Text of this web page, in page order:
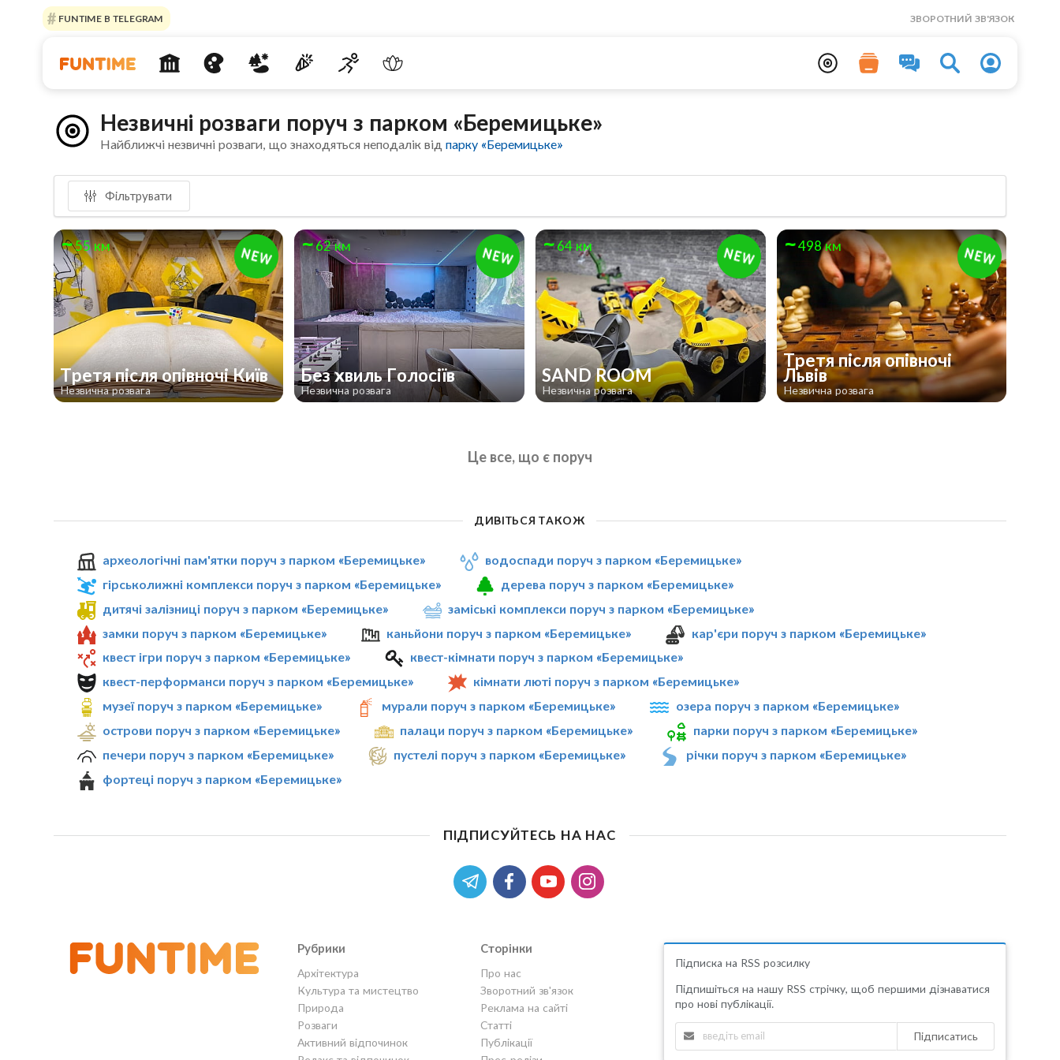
FUNTIME В TELEGRAM ЗВОРОТНИЙ ЗВ'ЯЗОК
Незвичні розваги поруч з парком «Беремицьке»
Найближчі незвичні розваги, що знаходяться неподалік відпарку «Беремицьке»
Фільтрувати
55 км
Третя після опівночі Київ
Незвична розвага
62 км
Без хвиль Голосіїв
Незвична розвага
64 км
SAND ROOM
Незвична розвага
498 км
Третя після опівночі
Львів
Незвична розвага
Це все, що є поруч
ДИВІТЬСЯ ТАКОЖ
археологічні пам'ятки поруч з парком «Беремицьке»
водоспади поруч з парком «Беремицьке»
гірськолижні комплекси поруч з парком «Беремицьке»
дерева поруч з парком «Беремицьке»
дитячі залізниці поруч з парком «Беремицьке»
заміські комплекси поруч з парком «Беремицьке»
замки поруч з парком «Беремицьке»
каньйони поруч з парком «Беремицьке»
кар'єри поруч з парком «Беремицьке»
квест ігри поруч з парком «Беремицьке»
квест-кімнати поруч з парком «Беремицьке»
квест-перформанси поруч з парком «Беремицьке»
кімнати люті поруч з парком «Беремицьке»
музеї поруч з парком «Беремицьке»
мурали поруч з парком «Беремицьке»
озера поруч з парком «Беремицьке»
острови поруч з парком «Беремицьке»
палаци поруч з парком «Беремицьке»
парки поруч з парком «Беремицьке»
печери поруч з парком «Беремицьке»
пустелі поруч з парком «Беремицьке»
річки поруч з парком «Беремицьке»
фортеці поруч з парком «Беремицьке»
ПІДПИСУЙТЕСЬ НА НАС
Рубрики
Архітектура
Культура та мистецтво
Природа
Розваги
Активний відпочинок
Сторінки
Про нас
Зворотний зв'язок
Реклама на сайті
Статті
Публікації
Підписка на RSS розсилку
Підпишіться на нашу RSS стрічку, щоб першими дізнаватися
про нові публікації.
Підписатись